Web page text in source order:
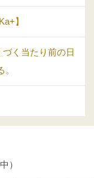
】
く当たり前の日
）